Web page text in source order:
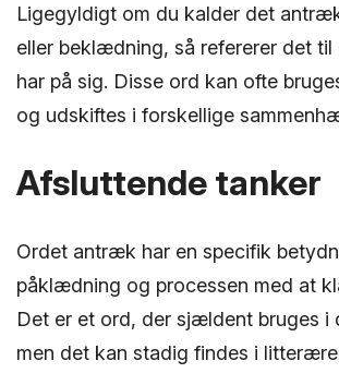
Ligegyldigt om du kalder det
eller beklædning, så refererer det til
har på sig. Disse ord kan ofte
og udskiftes i forskellige
Afsluttende tanker
Ordet antræk har en specifik
påklædning og processen med at
Det er et ord, der sjældent bruges i
men det kan stadig findes i